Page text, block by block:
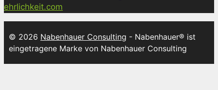
ehrlichkeit.com
© 2026 Nabenhauer Consulting - Nabenhauer® ist
eingetragene Marke von Nabenhauer Consulting